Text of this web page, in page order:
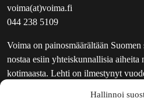
Hallinnoi
voima(at)voima.fi
044 238 5109
Voima on painosmäärältään
nostaa esiin yhteiskunnallisia
kotimaasta. Lehti on ilmestynyt